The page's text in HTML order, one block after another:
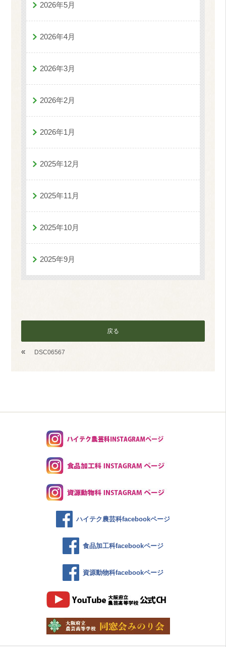
2026年5月
2026年4月
2026年3月
2026年2月
2026年1月
2025年12月
2025年11月
2025年10月
2025年9月
戻る
« DSC06567
ハイテク農芸科facebookページ
食品加工科facebookページ
資源動物科facebookページ